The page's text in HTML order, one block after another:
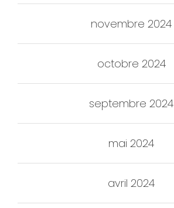
novembre 2024
octobre 2024
septembre 2024
mai 2024
avril 2024